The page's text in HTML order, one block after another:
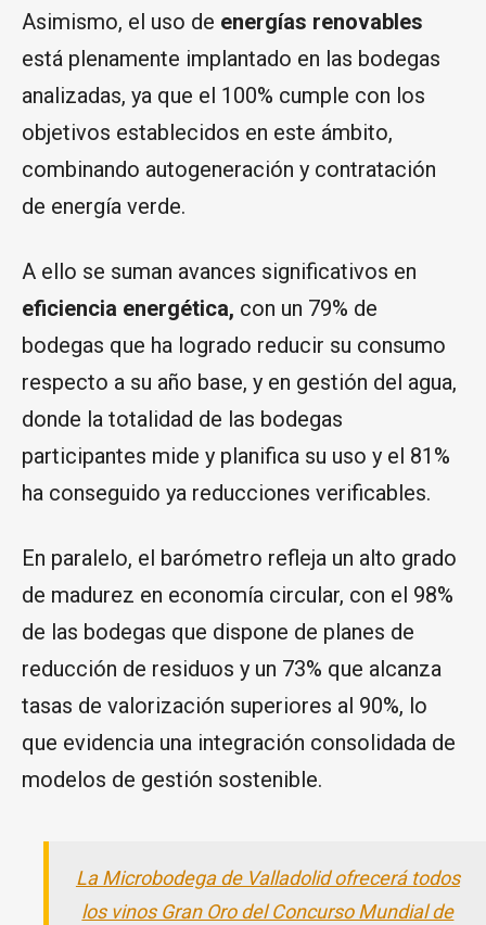
Asimismo, el uso de energías renovables
está plenamente implantado en las bodegas
analizadas, ya que el 100% cumple con los
objetivos establecidos en este ámbito,
combinando autogeneración y contratación
de energía verde.
A ello se suman avances significativos en
eficiencia energética, con un 79% de
bodegas que ha logrado reducir su consumo
respecto a su año base, y en gestión del agua,
donde la totalidad de las bodegas
participantes mide y planifica su uso y el 81%
ha conseguido ya reducciones verificables.
En paralelo, el barómetro refleja un alto grado
de madurez en economía circular, con el 98%
de las bodegas que dispone de planes de
reducción de residuos y un 73% que alcanza
tasas de valorización superiores al 90%, lo
que evidencia una integración consolidada de
modelos de gestión sostenible.
La Microbodega de Valladolid ofrecerá todos
los vinos Gran Oro del Concurso Mundial de